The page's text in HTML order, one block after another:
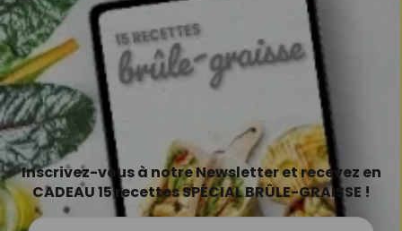
Inscrivez-vous à notre Newsletter et recevez en
CADEAU 15 recettes SPÉCIAL BRÛLE-GRAISSE !